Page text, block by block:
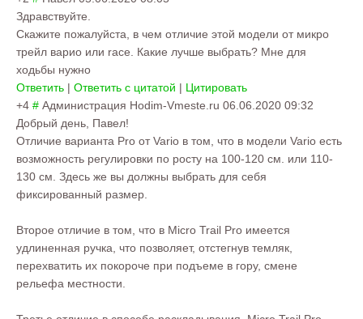
Здравствуйте.
Скажите пожалуйста, в чем отличие этой модели от микро
трейл варио или race. Какие лучше выбрать? Мне для
ходьбы нужно
Ответить | Ответить с цитатой | Цитировать
+4 # Администрация Hodim-Vmeste.ru 06.06.2020 09:32
Добрый день, Павел!
Отличие варианта Pro от Vario в том, что в модели Vario есть
возможность регулировки по росту на 100-120 см. или 110-
130 см. Здесь же вы должны выбрать для себя
фиксированный размер.
Второе отличие в том, что в Micro Trail Pro имеется
удлиненная ручка, что позволяет, отстегнув темляк,
перехватить их покороче при подъеме в гору, смене
рельефа местности.